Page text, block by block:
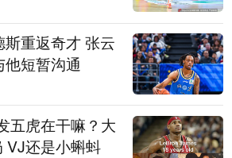
重返奇才 张云
短暂沟通
五虎在干嘛？大
VJ还是小蝌蚪